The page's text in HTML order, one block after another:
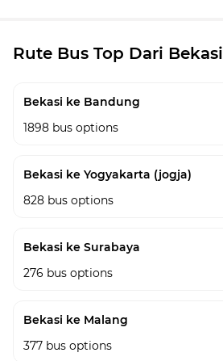
Rute Bus Top Dari Bekasi
Bekasi ke Bandung
1898 bus options
Bekasi ke Yogyakarta (jogja)
828 bus options
Bekasi ke Surabaya
276 bus options
Bekasi ke Malang
377 bus options